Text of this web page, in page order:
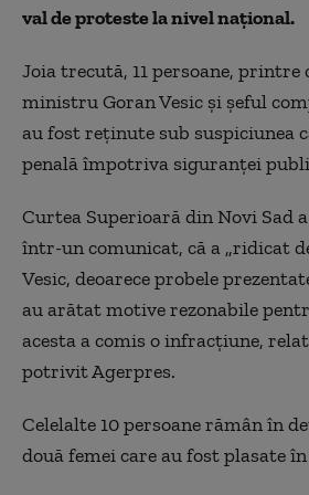
val de proteste la nivel naţional.
Joia trecută, 11 persoane, printre
ministru Goran Vesic şi şeful
au fost reţinute sub suspiciunea
penală împotriva siguranţei
Curtea Superioară din Novi Sad
într-un comunicat, că a „ridicat
Vesic, deoarece probele
au arătat motive rezonabile
acesta a comis o infracţiune,
potrivit Agerpres.
Celelalte 10 persoane rămân în
două femei care au fost plasate